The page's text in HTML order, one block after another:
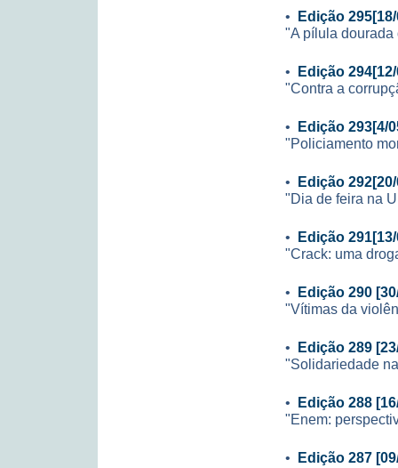
• Edição
"A pílula dourada
• Edição
"Contra a
• Edição 293[4/
"Policiamento
• Edição
"Dia de feira na
• Edição
"Crack: uma
• Edição 290
"Vítimas da
• Edição 289
"Solidariedade
• Edição 288
"Enem:
• Edição 287